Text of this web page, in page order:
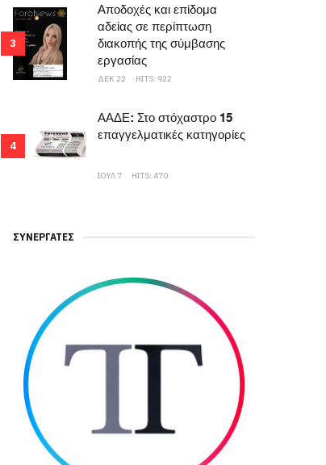
3
Αποδοχές και επίδομα
αδείας σε περίπτωση
διακοπής της σύμβασης
εργασίας
ΔΕΚ 22 HITS: 922
4
ΑΑΔΕ: Στο στόχαστρο 15
επαγγελματικές κατηγορίες
ΙΟΥΛ 7 HITS: 470
ΣΥΝΕΡΓΆΤΕΣ